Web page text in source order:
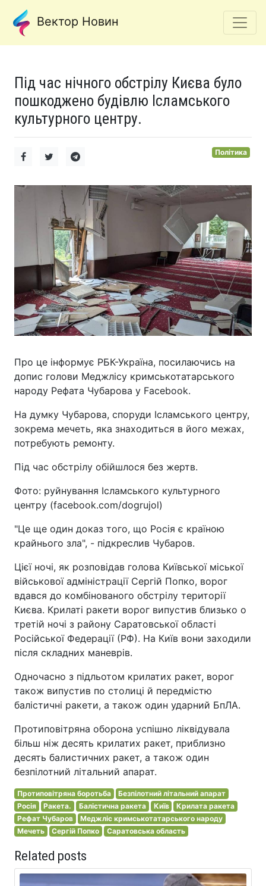
Вектор Новин
Під час нічного обстрілу Києва було
пошкоджено будівлю Ісламського
культурного центру.
Політика
Про це інформує РБК-Україна, посилаючись на
допис голови Меджлісу кримськотатарського
народу Рефата Чубарова у Facebook.
На думку Чубарова, споруди Ісламського центру,
зокрема мечеть, яка знаходиться в його межах,
потребують ремонту.
Під час обстрілу обійшлося без жертв.
Фото: руйнування Ісламського культурного
центру (facebook.com/dogrujol)
"Це ще один доказ того, що Росія є країною
крайнього зла", - підкреслив Чубаров.
Цієї ночі, як розповідав голова Київської міської
військової адміністрації Сергій Попко, ворог
вдався до комбінованого обстрілу території
Києва. Крилаті ракети ворог випустив близько о
третій ночі з району Саратовської області
Російської Федерації (РФ). На Київ вони заходили
після складних маневрів.
Одночасно з підльотом крилатих ракет, ворог
також випустив по столиці й передмістю
балістичні ракети, а також один ударний БпЛА.
Протиповітряна оборона успішно ліквідувала
більш ніж десять крилатих ракет, приблизно
десять балистичних ракет, а також один
безпілотний літальний апарат.
Протиповітряна боротьба
Безпілотний літальний апарат
Росія
Ракета. Балістична ракета Київ
Крилата ракета
Рефат Чубаров
Меджліс кримськотатарського народу
Мечеть
Сергій Попко Саратовська область
Related posts